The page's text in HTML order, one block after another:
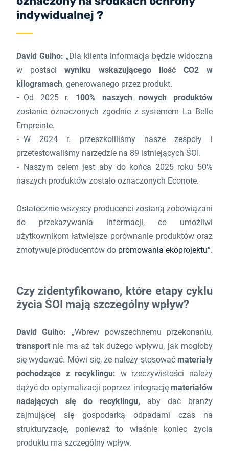
indywidualnej ?
David Guiho: „Dla klienta informacja będzie widoczna
w postaciwyniku wskazującego ilość CO2 w
kilogramach, generowanego przez produkt.
Od 2025 r. 100% naszych nowych produktów
zostanie oznaczonych zgodnie z systemem La Belle
Empreinte.
W 2024 r. przeszkoliliśmy nasze zespoły i
przetestowaliśmy narzędzie na 89 istniejących ŚOI.
Naszym celem jest aby do końca 2025 roku 50%
naszych produktów zostało oznaczonych Econote.
Ostatecznie wszyscy producenci zostaną zobowiązani
do przekazywania informacji, co umożliwi
użytkownikom łatwiejsze porównanie produktów oraz
zmotywuje producentów do promowania ekoprojektu”.
Czy zidentyfikowano, które etapy cyklu
życia ŚOI mają szczególny wpływ?
David Guiho: „Wbrew powszechnemu przekonaniu,
transport nie ma aż tak dużego wpływu, jak mogłoby
się wydawać. Mówi się, że należy stosować materiały
pochodzące z recyklingu: w rzeczywistości należy
dążyć do optymalizacji poprzez integrację materiałów
nadających się do recyklingu, aby dać branży
zajmującej się gospodarką odpadami czas na
strukturyzację, ponieważ to właśnie koniec życia
produktu ma szczególny wpływ.